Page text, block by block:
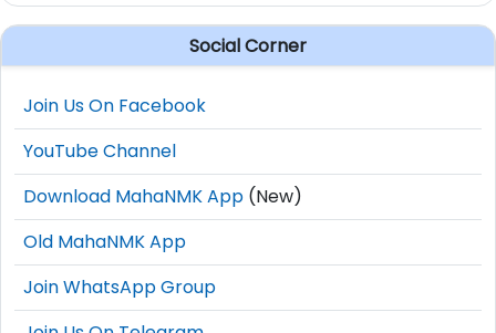
Social Corner
Join Us On Facebook
YouTube Channel
Download MahaNMK App (New)
Old MahaNMK App
Join WhatsApp Group